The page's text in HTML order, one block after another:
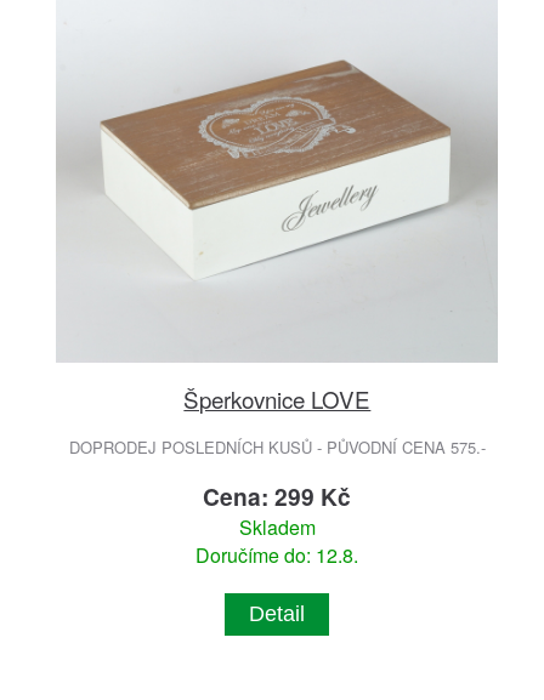
Šperkovnice LOVE
DOPRODEJ POSLEDNÍCH KUSŮ - PŮVODNÍ CENA 575.-
Cena: 299 Kč
Skladem
Doručíme do: 12.8.
Detail